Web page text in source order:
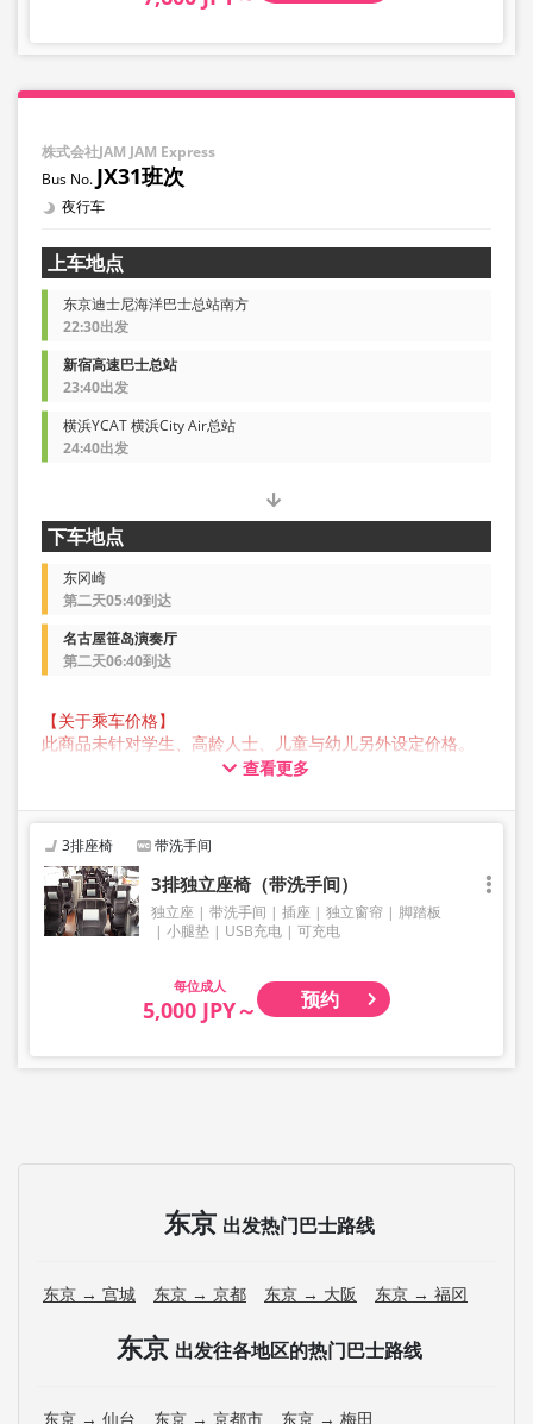
株式会社JAM JAM Express
JX31班次
夜行车
上车地点
东京迪士尼海洋巴士总站南方
22:30出发
新宿高速巴士总站
23:40出发
横浜YCAT 横浜City Air总站
24:40出发
下车地点
东冈崎
第二天05:40到达
名古屋笹岛演奏厅
第二天06:40到达
【关于乘车价格】
此商品未针对学生、高龄人士、儿童与幼儿另外设定价格。
所有顾客预约时均请选择成人价格。
JAM JAM EXPRESS 营运的巴士行李箱中可存放的行李最大尺
寸，三边总长不超过 160 公分，重量不超过 10 公斤，每人
限定一件。超过此尺寸的行李不能带上车或存放在后行李箱
中，因此敬请提前自行委托业者托运。
请注意，如果您携带的行李超出规范，您将被拒绝乘车，并
需支付取消费用。
我们不接受乐器、自行车、滑雪板、易碎物品、危险物品、
查看更多
3排座椅 带洗手间
3排独立座椅（带洗手间）
独立座 带洗手间 插座 独立窗帘
脚踏板
小腿垫
USB充电 可充电
成人
5,000 JPY～ 预约
东京 出发热门巴士路线
东京 → 宫城 东京 → 京都 东京 → 大阪 东京 → 福冈
东京 出发往各地区的热门巴士路线
东京 → 仙台 东京 → 京都市 东京 → 梅田